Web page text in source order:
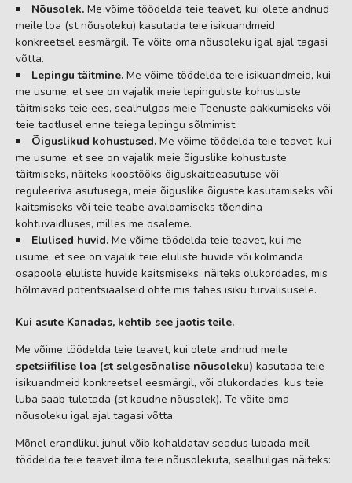
Nõusolek. Me võime töödelda teie teavet, kui olete andnud
meile loa (st nõusoleku) kasutada teie isikuandmeid
konkreetsel eesmärgil. Te võite oma nõusoleku igal ajal tagasi
võtta.
Lepingu täitmine. Me võime töödelda teie isikuandmeid, kui
me usume, et see on vajalik meie lepinguliste kohustuste
täitmiseks teie ees, sealhulgas meie Teenuste pakkumiseks või
teie taotlusel enne teiega lepingu sõlmimist.
Õiguslikud kohustused. Me võime töödelda teie teavet, kui
me usume, et see on vajalik meie õiguslike kohustuste
täitmiseks, näiteks koostööks õiguskaitseasutuse või
reguleeriva asutusega, meie õiguslike õiguste kasutamiseks või
kaitsmiseks või teie teabe avaldamiseks tõendina
kohtuvaidluses, milles me osaleme.
Elulised huvid. Me võime töödelda teie teavet, kui me
usume, et see on vajalik teie eluliste huvide või kolmanda
osapoole eluliste huvide kaitsmiseks, näiteks olukordades, mis
hõlmavad potentsiaalseid ohte mis tahes isiku turvalisusele.
Kui asute Kanadas, kehtib see jaotis teile.
Me võime töödelda teie teavet, kui olete andnud meile
spetsiifilise loa (st selgesõnalise nõusoleku) kasutada teie
isikuandmeid konkreetsel eesmärgil, või olukordades, kus teie
luba saab tuletada (st kaudne nõusolek). Te võite oma
nõusoleku igal ajal tagasi võtta.
Mõnel erandlikul juhul võib kohaldatav seadus lubada meil
töödelda teie teavet ilma teie nõusolekuta, sealhulgas näiteks: